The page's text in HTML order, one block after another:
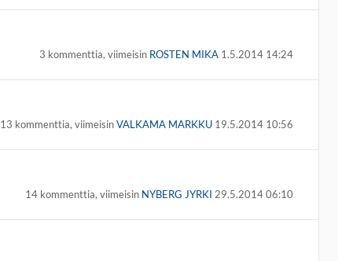
3 kommenttia, viimeisin ROSTEN MIKA 1.5.2014 14:24
13 kommenttia, viimeisinVALKAMA MARKKU 19.5.2014 10:56
14 kommenttia, viimeisin NYBERG JYRKI 29.5.2014 06:10